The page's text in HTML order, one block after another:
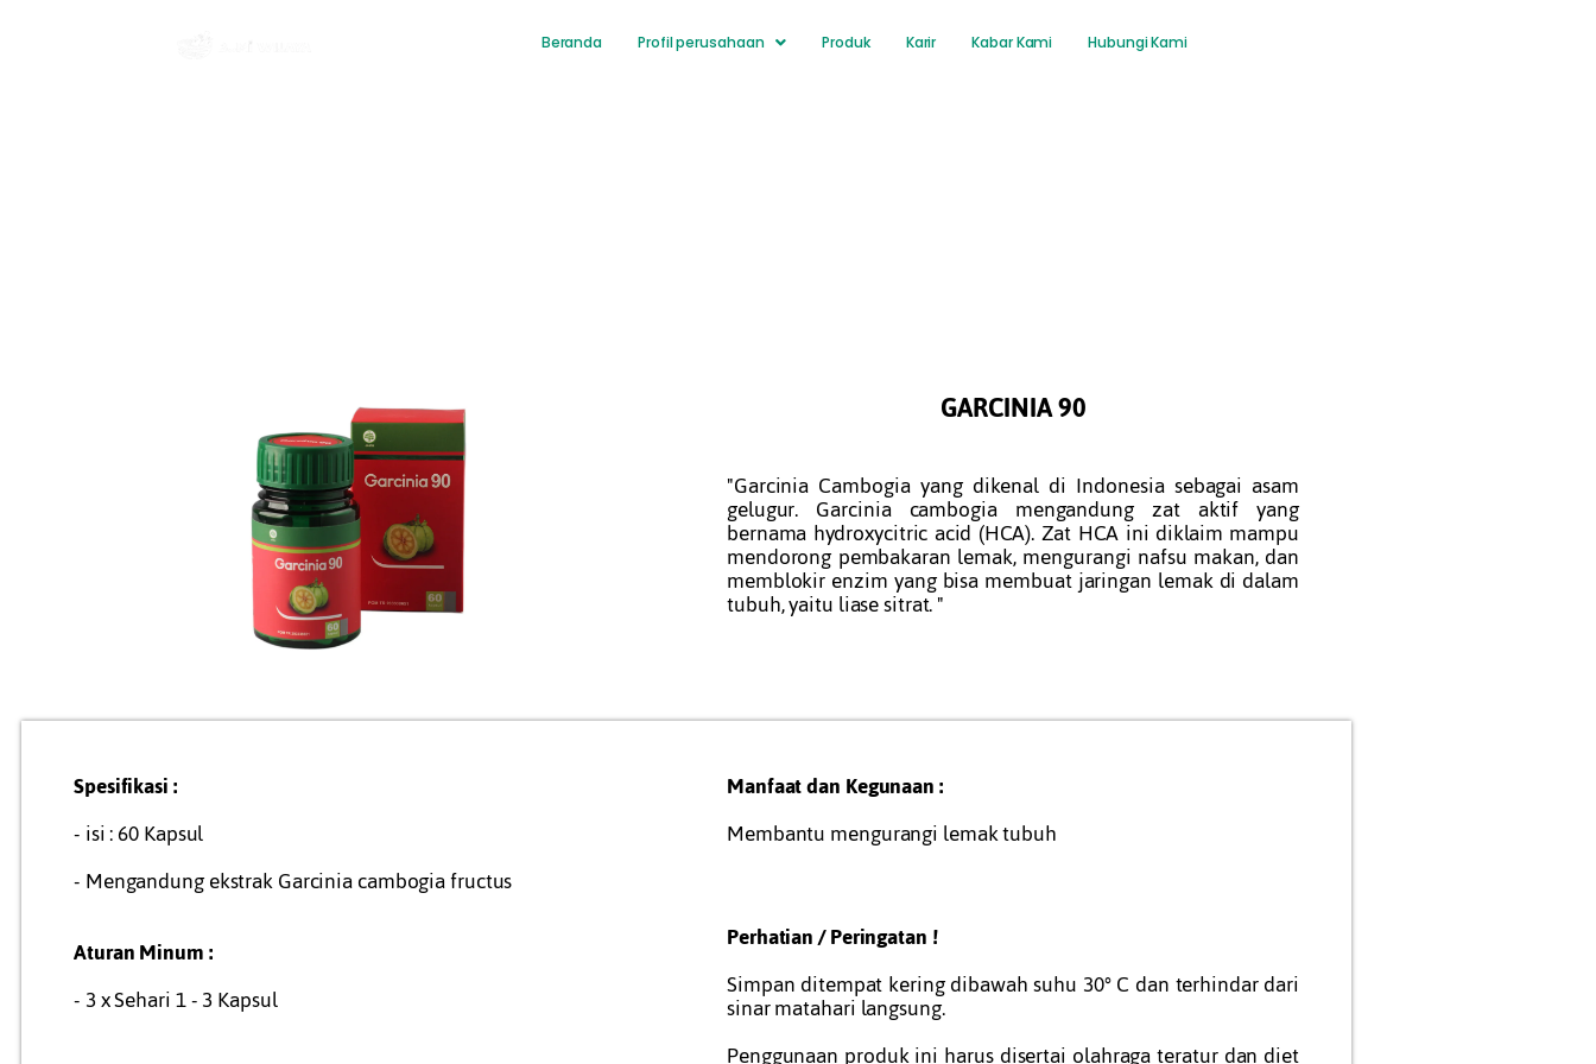
Beranda Profil perusahaan Produk Karir Kabar Kami Hubungi Kami
GARCINIA 90
"Garcinia Cambogia yang dikenal di Indonesia sebagai asam
gelugur. Garcinia cambogia mengandung zat aktif yang
bernama hydroxycitric acid (HCA). Zat HCA ini diklaim mampu
mendorong pembakaran lemak, mengurangi nafsu makan, dan
memblokir enzim yang bisa membuat jaringan lemak di dalam
tubuh, yaitu liase sitrat. "
Spesifikasi :
- isi : 60 Kapsul
- Mengandung ekstrak Garcinia cambogia fructus
Aturan Minum :
- 3 x Sehari 1 - 3 Kapsul
Manfaat dan Kegunaan :
Membantu mengurangi lemak tubuh
Perhatian / Peringatan !
Simpan ditempat kering dibawah suhu 30° C dan terhindar dari
sinar matahari langsung.
Penggunaan produk ini harus disertai olahraga teratur dan diet